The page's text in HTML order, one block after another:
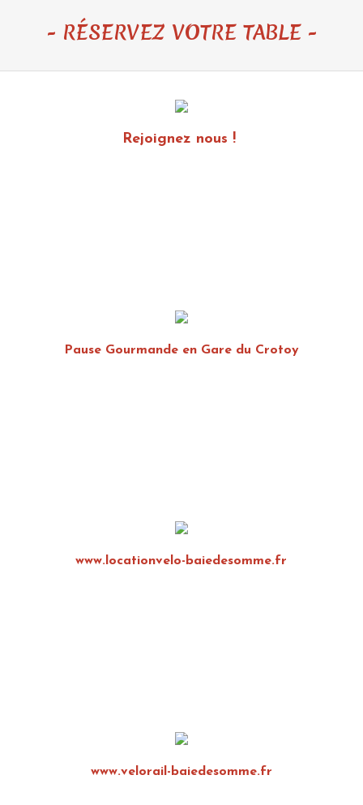
- RÉSERVEZ VOTRE TABLE -
Rejoignez nous !
Pause Gourmande en Gare du Crotoy
www.locationvelo-baiedesomme.fr
www.velorail-baiedesomme.fr